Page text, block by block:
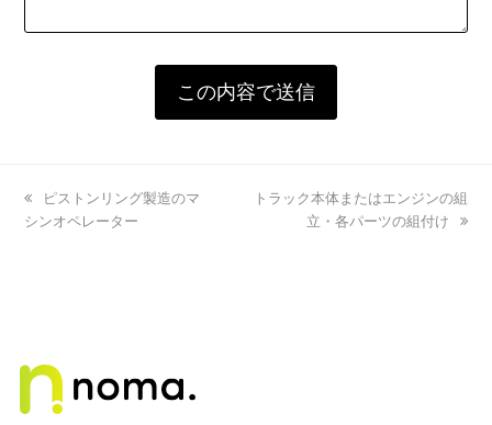
previous
post:
ピストンリング製造のマ
シンオペレーター
next
トラック本体またはエンジンの組
立・各パーツの組付け